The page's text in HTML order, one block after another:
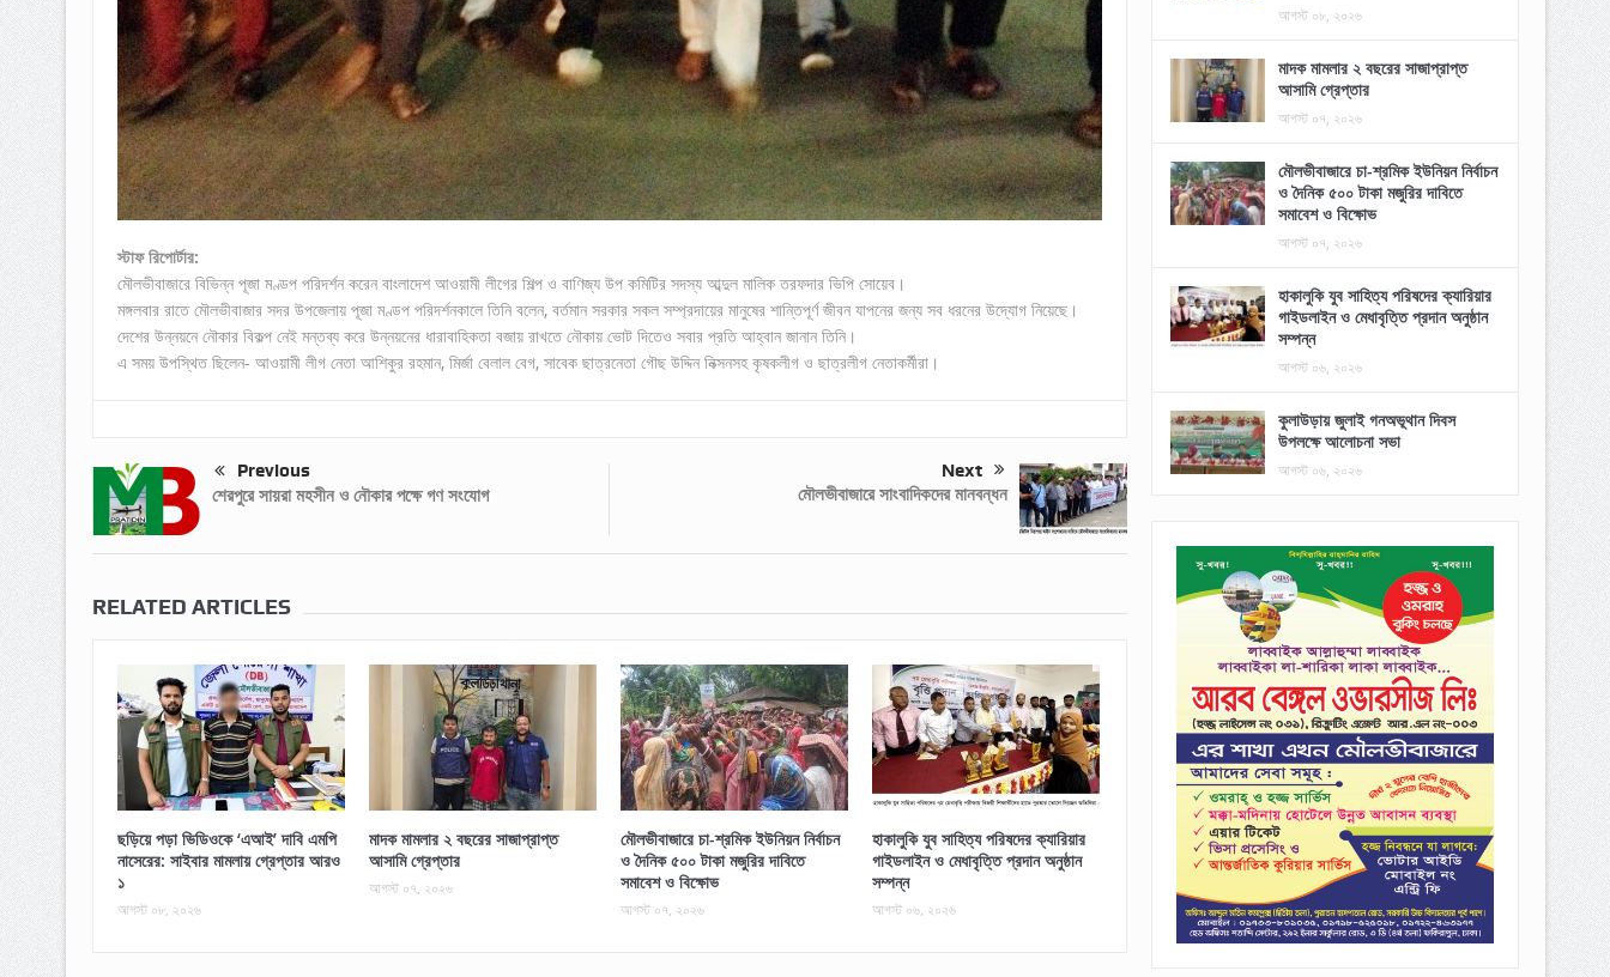
স্টাফ রিপোর্টার:
মৌলভীবাজারে বিভিন্ন পূজা মণ্ডপ পরিদর্শন করেন বাংলাদেশ আওয়ামী লীগের শিল্প ও বাণিজ্য উপ কমিটির সদস্য আব্দুল মালিক তরফদার ভিপি সোয়েব।
মঙ্গলবার রাতে মৌলভীবাজার সদর উপজেলায় পূজা মণ্ডপ পরিদর্শনকালে তিনি বলেন, বর্তমান সরকার সকল সম্প্রদায়ের মানুষের শান্তিপূর্ণ জীবন যাপনের জন্য সব ধরনের উদ্যোগ নিয়েছে।
দেশের উন্নয়নে নৌকার বিকল্প নেই মন্তব্য করে উন্নয়নের ধারাবাহিকতা বজায় রাখতে নৌকায় ভোট দিতেও সবার প্রতি আহ্বান জানান তিনি।
এ সময় উপস্থিত ছিলেন- আওয়ামী লীগ নেতা আশিকুর রহমান, মির্জা বেলাল বেগ, সাবেক ছাত্রনেতা গৌছ উদ্দিন নিক্সনসহ কৃষকলীগ ও ছাত্রলীগ নেতাকর্মীরা।
Previous
শেরপুরে সায়রা মহসীন ও নৌকার পক্ষে গণ সংযোগ
Next
মৌলভীবাজারে সাংবাদিকদের মানবন্ধন
RELATED ARTICLES
ছড়িয়ে পড়া ভিডিওকে ‘এআই’ দাবি এমপি
নাসেরের: সাইবার মামলায় গ্রেপ্তার আরও
১
আগস্ট ০৮, ২০২৬
মাদক মামলার ২ বছরের সাজাপ্রাপ্ত
আসামি গ্রেপ্তার
আগস্ট ০৭, ২০২৬
মৌলভীবাজারে চা-শ্রমিক ইউনিয়ন নির্বাচন
ও দৈনিক ৫০০ টাকা মজুরির দাবিতে
সমাবেশ ও বিক্ষোভ
আগস্ট ০৭, ২০২৬
হাকালুকি যুব সাহিত্য পরিষদের ক্যারিয়ার
গাইডলাইন ও মেধাবৃত্তি প্রদান অনুষ্ঠান
সম্পন্ন
আগস্ট ০৬, ২০২৬
আগস্ট ০৮, ২০২৬
মাদক মামলার ২ বছরের সাজাপ্রাপ্ত
আসামি গ্রেপ্তার
আগস্ট ০৭, ২০২৬
মৌলভীবাজারে চা-শ্রমিক ইউনিয়ন নির্বাচন
ও দৈনিক ৫০০ টাকা মজুরির দাবিতে
সমাবেশ ও বিক্ষোভ
আগস্ট ০৭, ২০২৬
হাকালুকি যুব সাহিত্য পরিষদের ক্যারিয়ার
গাইডলাইন ও মেধাবৃত্তি প্রদান অনুষ্ঠান
সম্পন্ন
আগস্ট ০৬, ২০২৬
কুলাউড়ায় জুলাই গনঅভূথান দিবস
উপলক্ষে আলোচনা সভা
আগস্ট ০৬, ২০২৬